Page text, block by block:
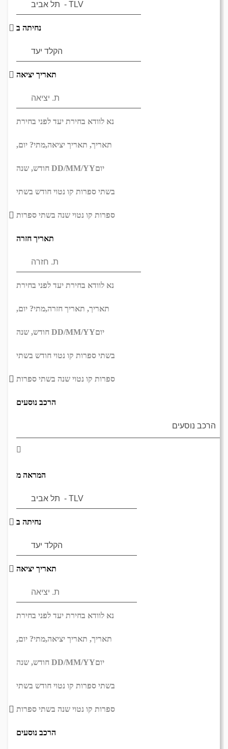
נחיתה ב
תאריך יציאה
נא לוודא בחירת יעד לפני בחירת
תאריך, תאריך יציאה,מתי? יום,
DD/MM/YYיום
בשתי ספרות קו נטוי חודש בשתי
ספרות קו נטוי שנה בשתי ספרות
תאריך חזרה
נא לוודא בחירת יעד לפני בחירת
תאריך, תאריך חזרה,מתי? יום,
DD/MM/YYיום
בשתי ספרות קו נטוי חודש בשתי
ספרות קו נטוי שנה בשתי ספרות
הרכב נוסעים
המראה מ
נחיתה ב
תאריך יציאה
נא לוודא בחירת יעד לפני בחירת
תאריך, תאריך יציאה,מתי? יום,
DD/MM/YYיום
בשתי ספרות קו נטוי חודש בשתי
ספרות קו נטוי שנה בשתי ספרות
הרכב נוסעים